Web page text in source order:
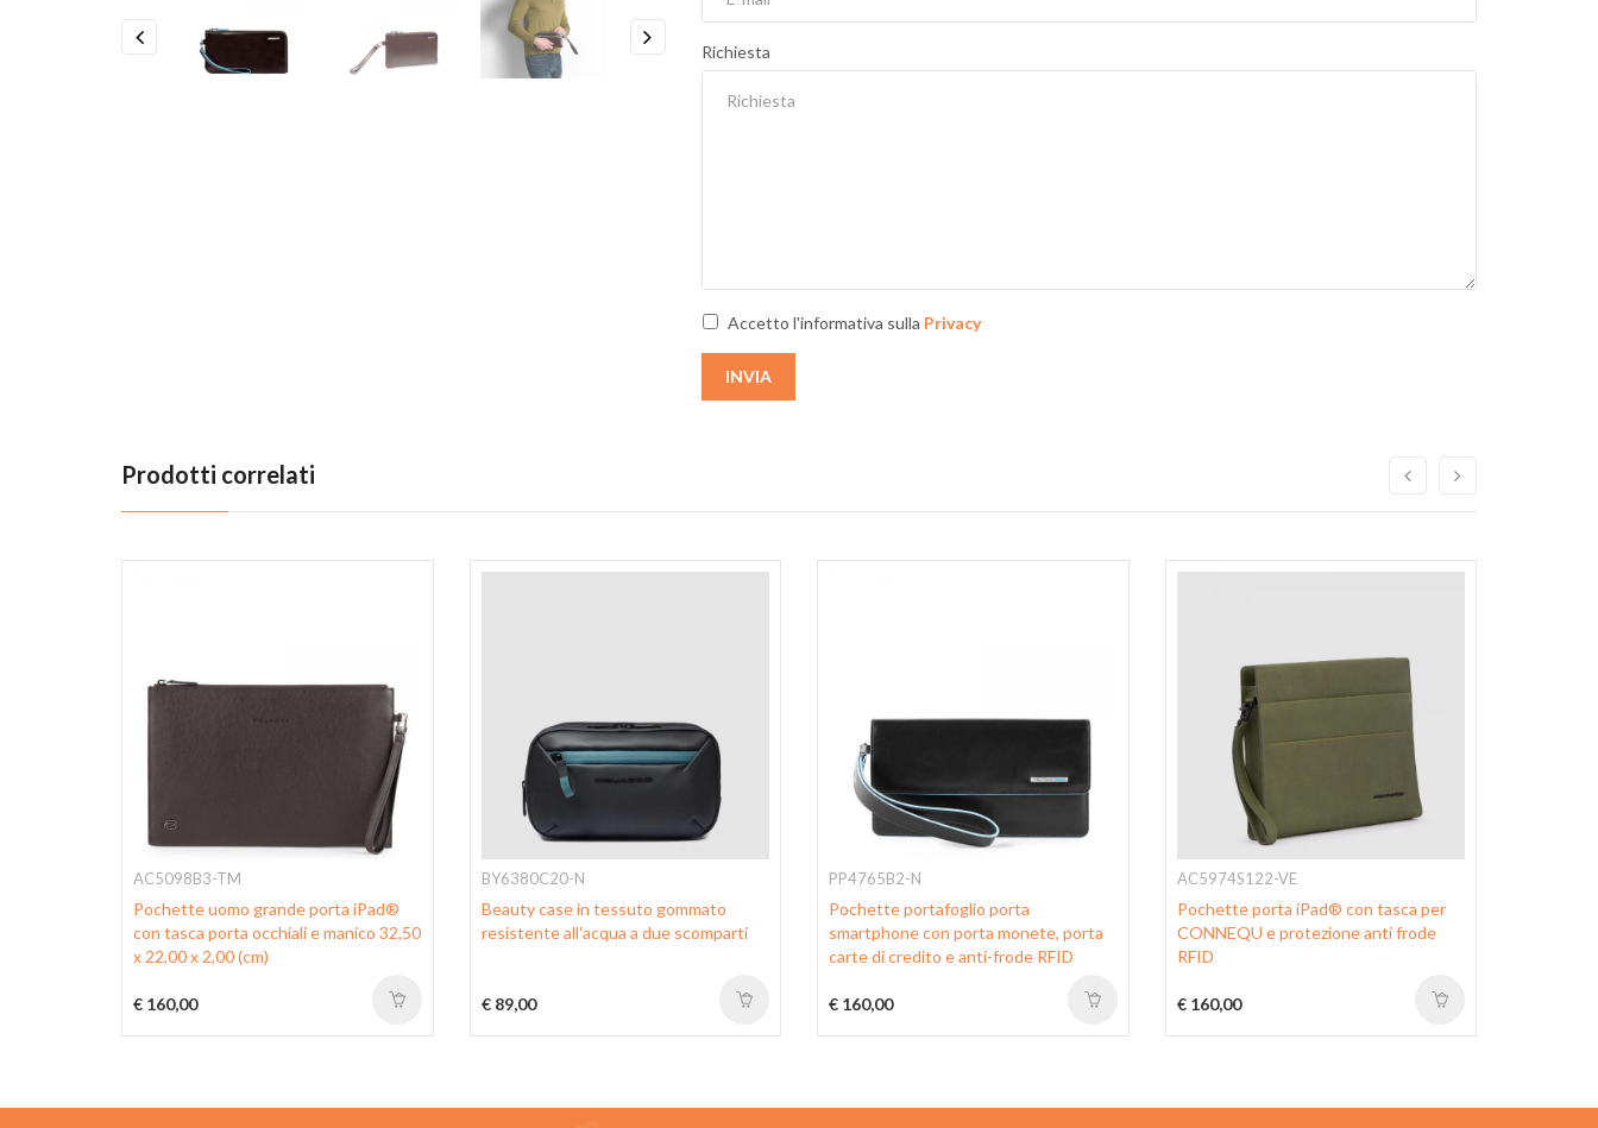
Richiesta
Accetto l'informativa sulla Privacy
INVIA
Prodotti correlati
AC5098B3-TM
Pochette uomo grande porta iPad®
con tasca porta occhiali e manico 32,50
x 22,00 x 2,00 (cm)
€ 160,00
BY6380C20-N
Beauty case in tessuto gommato
resistente all'acqua a due scomparti
€ 89,00
PP4765B2-N
Pochette portafoglio porta
smartphone con porta monete, porta
carte di credito e anti-frode RFID
€ 160,00
AC5974S122-VE
Pochette porta iPad® con tasca per
CONNEQU e protezione anti frode
RFID
€ 160,00